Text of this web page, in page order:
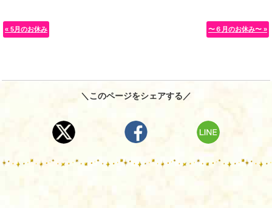
« 5月のお休み 〜６月のお休み〜 »
＼このページをシェアする／